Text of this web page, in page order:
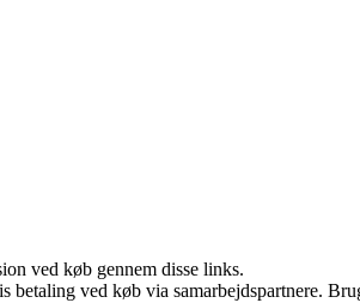
ved køb gennem disse links.
ved køb via samarbejdspartnere.